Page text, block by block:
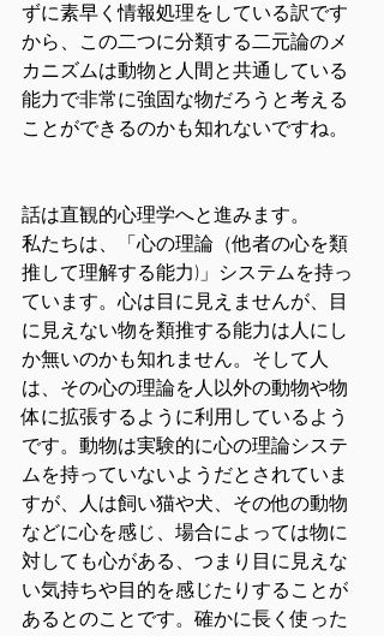
ずに素早く情報処理をしている訳です
から、この二つに分類する二元論のメ
カニズムは動物と人間と共通している
能力で非常に強固な物だろうと考える
ことができるのかも知れないですね。
話は直観的心理学へと進みます。
私たちは、「心の理論（他者の心を類
推して理解する能力)」システムを持っ
ています。心は目に見えませんが、目
に見えない物を類推する能力は人にし
か無いのかも知れません。そして人
は、その心の理論を人以外の動物や物
体に拡張するように利用しているよう
です。動物は実験的に心の理論システ
ムを持っていないようだとされていま
すが、人は飼い猫や犬、その他の動物
などに心を感じ、場合によっては物に
対しても心がある、つまり目に見えな
い気持ちや目的を感じたりすることが
あるとのことです。確かに長く使った